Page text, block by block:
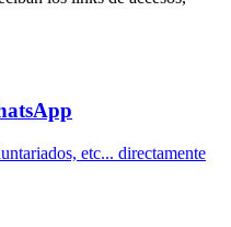
etc... directamente